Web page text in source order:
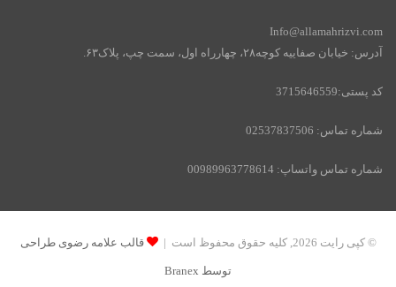
Info@allamahrizvi.com
آدرس: خیابان صفاییه کوچه۲۸، چهار‌راه اول، سمت چپ، پلاک۶۳.
کد پستی:3715646559
شماره تماس: 02537837506
شماره تماس واتساپ: 00989963778614
© کپی رایت 2026, کلیه حقوق محفوظ است | قالب علامه رضوی طراحی
توسط Branex